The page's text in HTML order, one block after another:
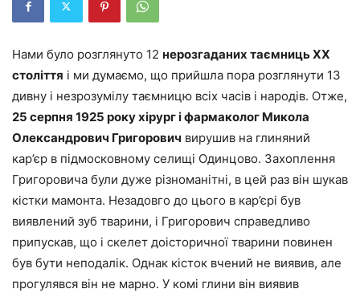
Нами було розглянуто 12 нерозгаданих таємниць XX
століття і ми думаємо, що прийшла пора розглянути 13
дивну і незрозумілу таємницю всіх часів і народів. Отже,
25 серпня 1925 року хірург і фармаколог Микола
Олександрович Григорович вирушив на глиняний
кар’єр в підмосковному селищі Одинцово. Захоплення
Григоровича були дуже різноманітні, в цей раз він шукав
кістки мамонта. Незадовго до цього в кар’єрі був
виявлений зуб тварини, і Григорович справедливо
припускав, що і скелет доісторичної тварини повинен
був бути неподалік. Однак кісток вчений не виявив, але
прогулявся він не марно. У комі глини він виявив